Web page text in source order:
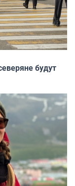
будут